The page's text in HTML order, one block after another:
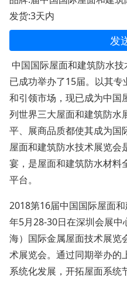
发货:3天内
发
中国国际屋面和建筑防水
已成功举办了15届。以其
和引领市场，现已成为中国
列世界三大屋面和建筑防水
平、展商品质都使其成为国
屋面和建筑防水技术展览会
宴，是屋面和建筑防水材料
平台。
2018第16届中国国际屋面
年5月28-30日在深圳会展
海）国际金属屋面技术展览
术展览会。通过同期举办的
系统化发展，开拓屋面系统